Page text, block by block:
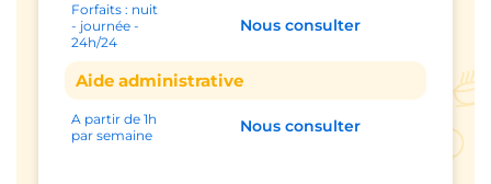
Forfaits : nuit
- journée -
24h/24
Nous consulter
Aide administrative
A partir de 1h
par semaine
Nous consulter